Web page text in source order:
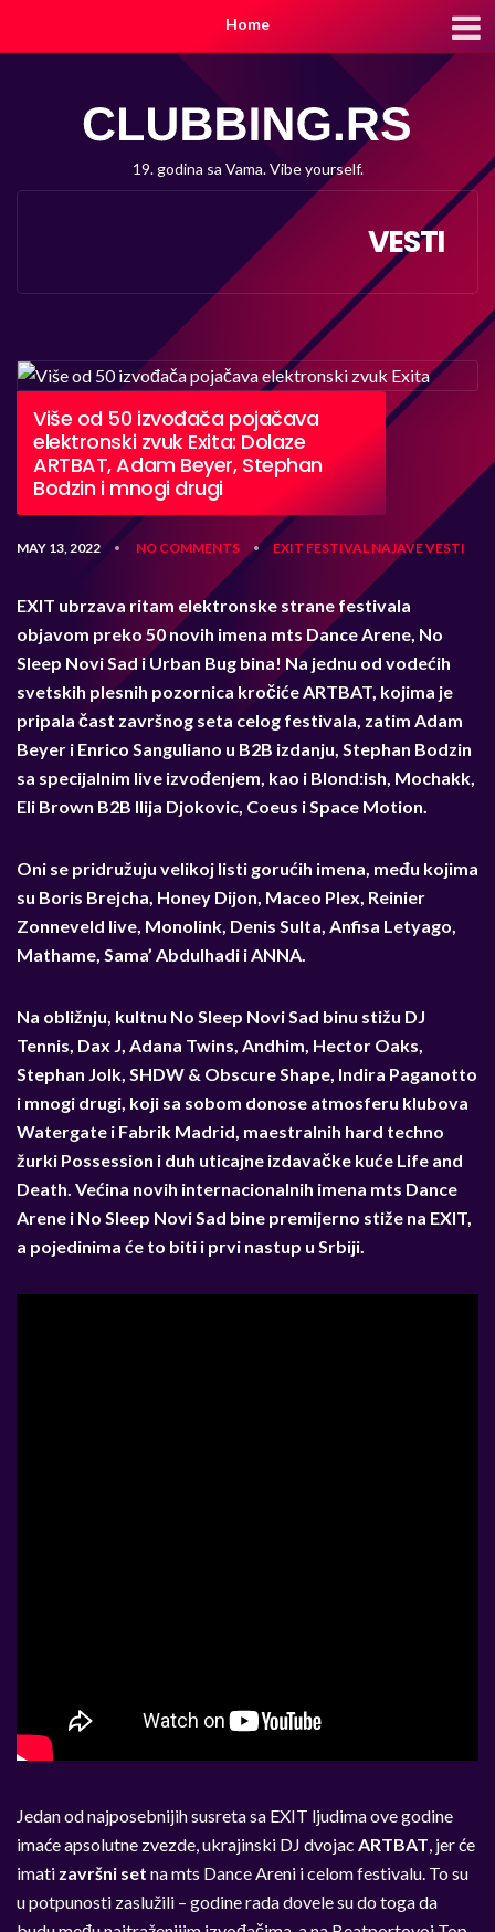
Home
19. godina sa Vama. Vibe yourself.
VESTI
Više od 50 izvođača pojačava
elektronski zvuk Exita: Dolaze
ARTBAT, Adam Beyer, Stephan
Bodzin i mnogi drugi
MAY 13, 2022 • NO COMMENTS • EXIT FESTIVAL NAJAVEVESTI
EXIT ubrzava ritam elektronske strane festivala
objavom preko 50 novih imena mts Dance Arene, No
Sleep Novi Sad i Urban Bug bina! Na jednu od vodećih
svetskih plesnih pozornica kročiće ARTBAT, kojima je
pripala čast završnog seta celog festivala, zatim Adam
Beyer i Enrico Sanguliano u B2B izdanju, Stephan Bodzin
sa specijalnim live izvođenjem, kao i Blond:ish, Mochakk,
Eli Brown B2B Ilija Djokovic, Coeus i Space Motion.
Oni se pridružuju velikoj listi gorućih imena, među kojima
su Boris Brejcha, Honey Dijon, Maceo Plex, Reinier
Zonneveld live, Monolink, Denis Sulta, Anfisa Letyago,
Mathame, Sama’ Abdulhadi i ANNA.
Na obližnju, kultnu No Sleep Novi Sad binu stižu DJ
Tennis, Dax J, Adana Twins, Andhim, Hector Oaks,
Stephan Jolk, SHDW & Obscure Shape, Indira Paganotto
i mnogi drugi, koji sa sobom donose atmosferu klubova
Watergate i Fabrik Madrid, maestralnih hard techno
žurki Possession i duh uticajne izdavačke kuće Life and
Death. Većina novih internacionalnih imena mts Dance
Arene i No Sleep Novi Sad bine premijerno stiže na EXIT,
a pojedinima će to biti i prvi nastup u Srbiji.
Jedan od najposebnijih susreta sa EXIT ljudima ove godine
imaće apsolutne zvezde, ukrajinski DJ dvojac ARTBAT, jer će
imati završni set na mts Dance Areni i celom festivalu. To su
u potpunosti zaslužili – godine rada dovele su do toga da